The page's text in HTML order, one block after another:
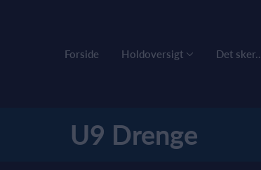
Forside Holdoversigt Det sker..
U9 Drenge